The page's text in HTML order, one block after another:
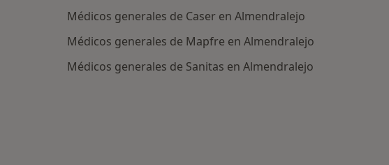
Médicos generales de Caser en Almendralejo
Médicos generales de Mapfre en Almendralejo
Médicos generales de Sanitas en Almendralejo